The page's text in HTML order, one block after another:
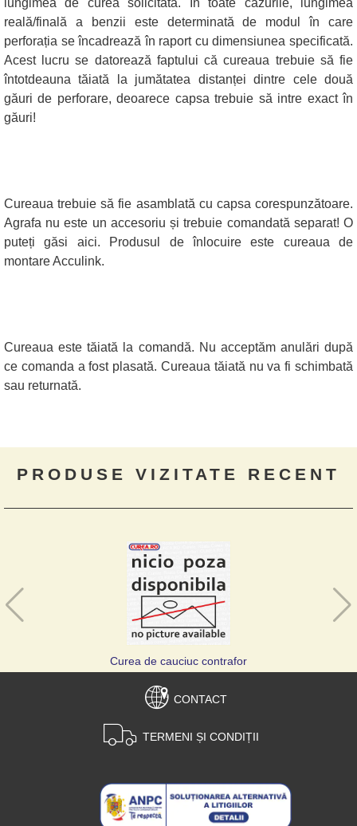
lungimea de curea solicitată. În toate cazurile, lungimea
reală/finală a benzii este determinată de modul în care
perforația se încadrează în raport cu dimensiunea specificată.
Acest lucru se datorează faptului că cureaua trebuie să fie
întotdeauna tăiată la jumătatea distanței dintre cele două
găuri de perforare, deoarece capsa trebuie să intre exact în
găuri!
Cureaua trebuie să fie asamblată cu capsa corespunzătoare.
Agrafa nu este un accesoriu și trebuie comandată separat! O
puteți găsi aici. Produsul de înlocuire este cureaua de
montare Acculink.
Cureaua este tăiată la comandă. Nu acceptăm anulări după
ce comanda a fost plasată. Cureaua tăiată nu va fi schimbată
sau returnată.
PRODUSE VIZITATE RECENT
Curea de cauciuc contrafor
CONTACT
TERMENI ȘI CONDIȚII